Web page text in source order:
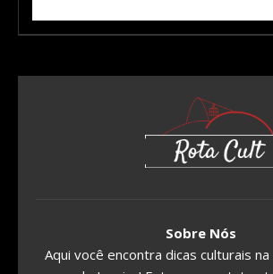
Sobre Nós
Aqui você encontra dicas culturais